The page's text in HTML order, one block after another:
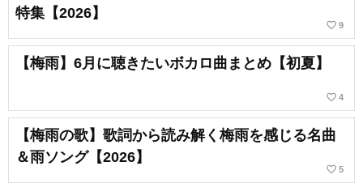
特集【2026】
favorite_border 9
【梅雨】6月に聴きたいボカロ曲まとめ【初夏】
favorite_border 4
【梅雨の歌】歌詞から読み解く梅雨を感じる名曲
＆雨ソング【2026】
favorite_border 5